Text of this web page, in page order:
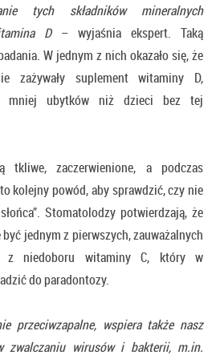
tych składników mineralnych
D– wyjaśnia ekspert. Taką
W jednym z nich okazało się, że
zażywały suplement witaminy D,
mniej ubytków niż dzieci bez tej
tkliwe, zaczerwienione, a podczas
kolejny powód, aby sprawdzić, czy nie
Stomatolodzy potwierdzają, że
być jednym z pierwszych, zauważalnych
z niedoboru witaminy C, który w
do paradontozy.
przeciwzapalne, wspiera także nasz
zwalczaniu wirusów i bakterii, m.in.